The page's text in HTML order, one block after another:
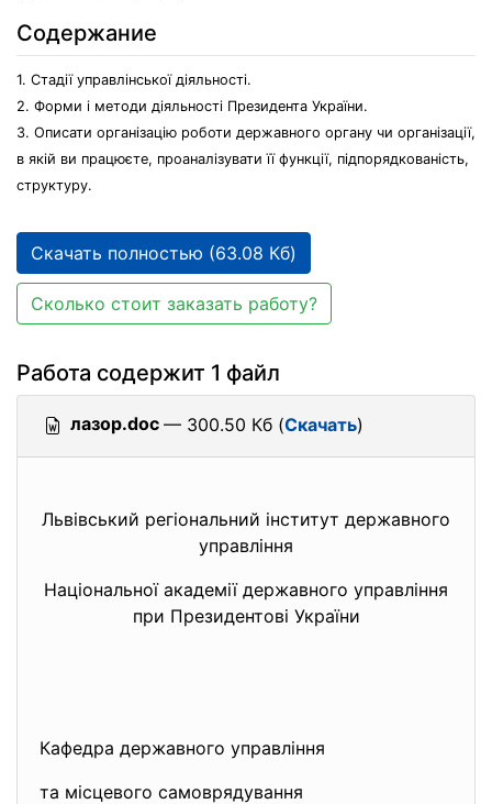
Содержание
1. Стадії управлінської діяльності.
2. Форми і методи діяльності Президента України.
3. Описати організацію роботи державного органу чи організації,
в якій ви працюєте, проаналізувати її функції, підпорядкованість,
структуру.
Скачать полностью (63.08 Кб)
Сколько стоит заказать работу?
Работа содержит 1 файл
лазор.doc — 300.50 Кб (Скачать)
Львівський регіональний інститут державного
управління
Національної академії державного управління
при Президентові України
Кафедра державного управління
та місцевого самоврядування